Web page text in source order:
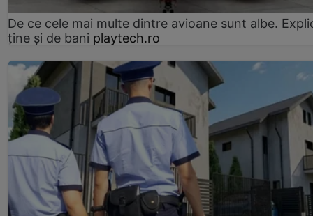
De ce cele mai multe dintre avioane sunt albe.
ține și de bani playtech.ro